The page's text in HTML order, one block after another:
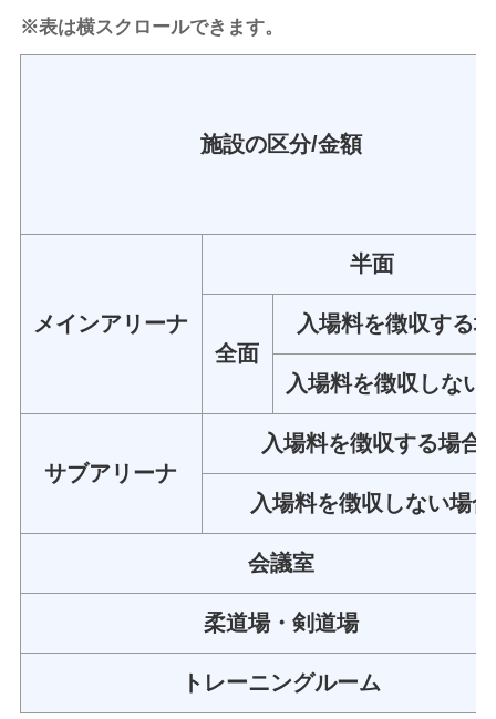
※表は横スクロールできます。
施設の区分/金額
メインアリーナ
半面
全面
入場料を徴収する
入場料を徴収しない
サブアリーナ
入場料を徴収する場合
入場料を徴収しない場合
会議室
柔道場・剣道場
トレーニングルーム